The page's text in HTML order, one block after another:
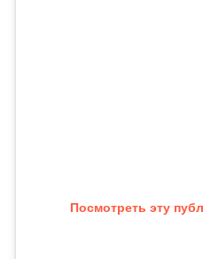
Посмотреть эту